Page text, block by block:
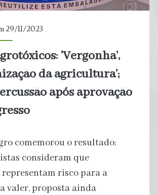
29/11/2023
‘Vergonha’,
da agricultura’;
após aprovação
comemorou o resultado;
consideram que
risco para a
valer, proposta ainda